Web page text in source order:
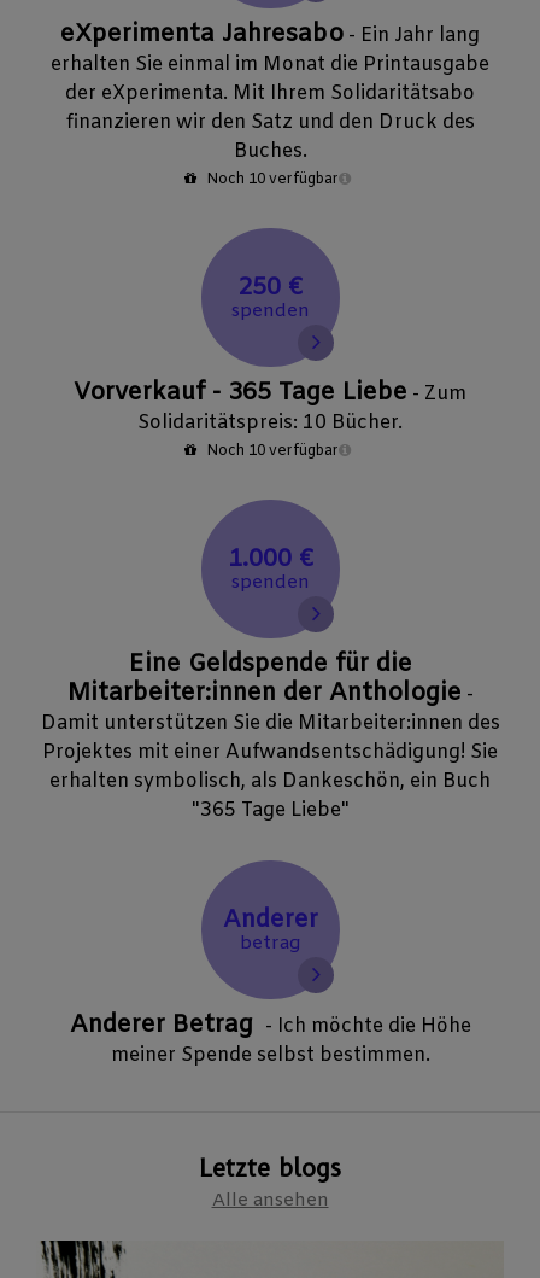
eXperimenta Jahresabo - Ein Jahr lang
erhalten Sie einmal im Monat die Printausgabe
der eXperimenta. Mit Ihrem Solidaritätsabo
finanzieren wir den Satz und den Druck des
Buches.
Noch 10 verfügbar
250 €
spenden
Vorverkauf - 365 Tage Liebe - Zum
Solidaritätspreis: 10 Bücher.
Noch 10 verfügbar
1.000 €
spenden
Eine Geldspende für die
Mitarbeiter:innen der Anthologie -
Damit unterstützen Sie die Mitarbeiter:innen des
Projektes mit einer Aufwandsentschädigung! Sie
erhalten symbolisch, als Dankeschön, ein Buch
"365 Tage Liebe"
Anderer
betrag
Anderer Betrag - Ich möchte die Höhe
meiner Spende selbst bestimmen.
Letzte blogs
Alle ansehen